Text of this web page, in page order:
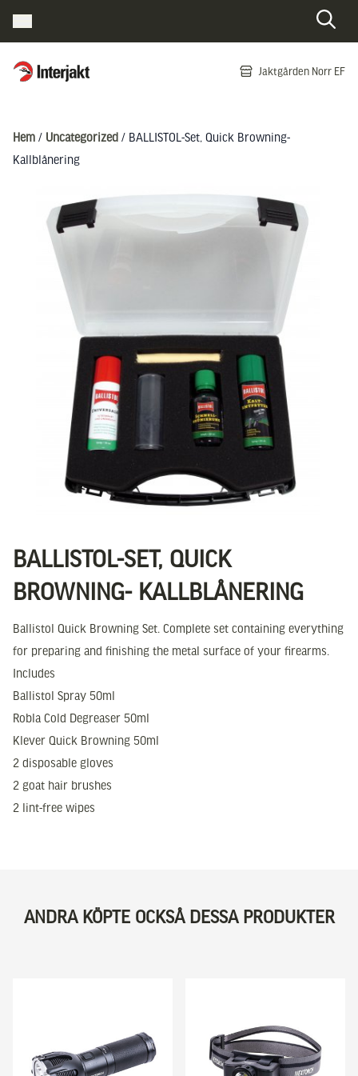
Interjakt SE Jaktgården Norr EF
Hem / Uncategorized / BALLISTOL-Set, Quick Browning-
Kallblånering
BALLISTOL-SET, QUICK
BROWNING- KALLBLÅNERING
Ballistol Quick Browning Set. Complete set containing everything
for preparing and finishing the metal surface of your firearms.
Includes
Ballistol Spray 50ml
Robla Cold Degreaser 50ml
Klever Quick Browning 50ml
2 disposable gloves
2 goat hair brushes
2 lint-free wipes
ANDRA KÖPTE OCKSÅ DESSA PRODUKTER